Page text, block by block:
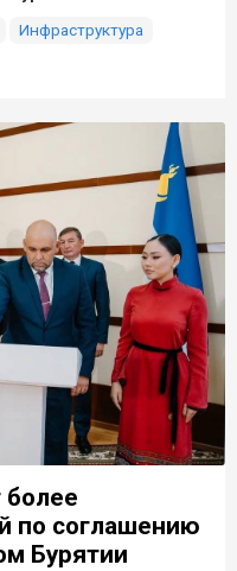
Инфраструктура
более
по соглашению
Бурятии